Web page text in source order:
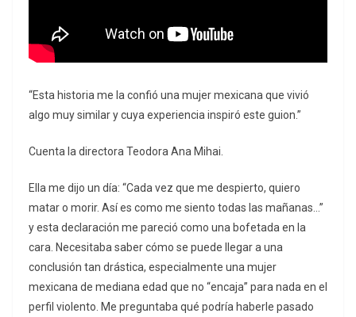
“Esta historia me la confió una mujer mexicana que vivió
algo muy similar y cuya experiencia inspiró este guion.”
Cuenta la directora Teodora Ana Mihai.
Ella me dijo un día: “Cada vez que me despierto, quiero
matar o morir. Así es como me siento todas las mañanas…”
y esta declaración me pareció como una bofetada en la
cara. Necesitaba saber cómo se puede llegar a una
conclusión tan drástica, especialmente una mujer
mexicana de mediana edad que no “encaja” para nada en el
perfil violento. Me preguntaba qué podría haberle pasado